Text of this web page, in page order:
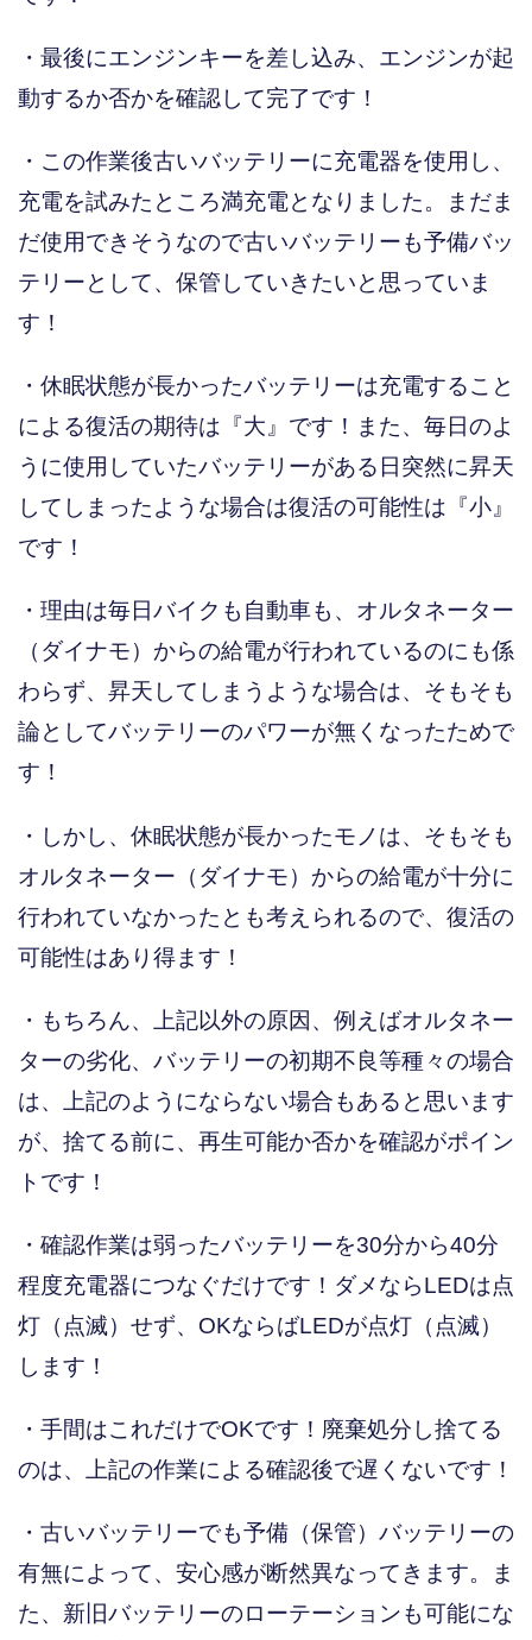
・最後にエンジンキーを差し込み、エンジンが起
動するか否かを確認して完了です！
・この作業後古いバッテリーに充電器を使用し、
充電を試みたところ満充電となりました。まだま
だ使用できそうなので古いバッテリーも予備バッ
テリーとして、保管していきたいと思っていま
す！
・休眠状態が長かったバッテリーは充電すること
による復活の期待は『大』です！また、毎日のよ
うに使用していたバッテリーがある日突然に昇天
してしまったような場合は復活の可能性は『小』
です！
・理由は毎日バイクも自動車も、オルタネーター
（ダイナモ）からの給電が行われているのにも係
わらず、昇天してしまうような場合は、そもそも
論としてバッテリーのパワーが無くなったためで
す！
・しかし、休眠状態が長かったモノは、そもそも
オルタネーター（ダイナモ）からの給電が十分に
行われていなかったとも考えられるので、復活の
可能性はあり得ます！
・もちろん、上記以外の原因、例えばオルタネー
ターの劣化、バッテリーの初期不良等種々の場合
は、上記のようにならない場合もあると思います
が、捨てる前に、再生可能か否かを確認がポイン
トです！
・確認作業は弱ったバッテリーを30分から40分
程度充電器につなぐだけです！ダメならLEDは点
灯（点滅）せず、OKならばLEDが点灯（点滅）
します！
・手間はこれだけでOKです！廃棄処分し捨てる
のは、上記の作業による確認後で遅くないです！
・古いバッテリーでも予備（保管）バッテリーの
有無によって、安心感が断然異なってきます。ま
た、新旧バッテリーのローテーションも可能にな